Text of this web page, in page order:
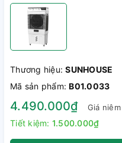
Thương hiệu:SUNHOUSE
Mã sản phẩm:B01.0033
4.490.000₫ Giá
Tiết kiệm: 1.500.000₫